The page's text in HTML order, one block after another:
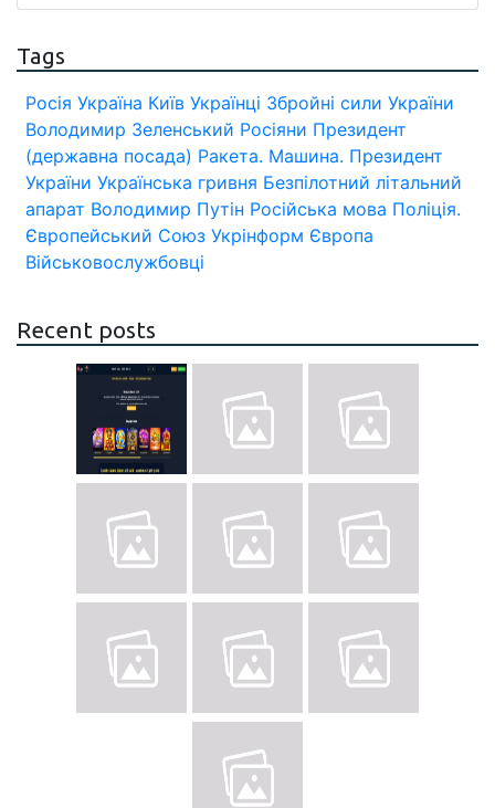
Tags
Росія Україна Київ Українці Збройні сили України
Володимир Зеленський Росіяни Президент
(державна посада) Ракета. Машина. Президент
України Українська гривня Безпілотний літальний
апарат Володимир Путін Російська мова Поліція.
Європейський Союз Укрінформ Європа
Військовослужбовці
Recent posts